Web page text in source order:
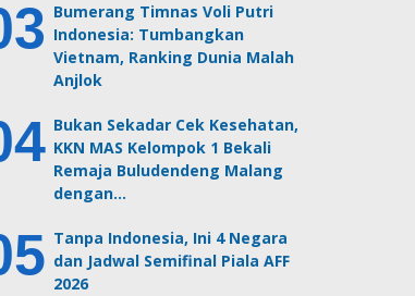
Bumerang Timnas Voli Putri
Indonesia: Tumbangkan
Vietnam, Ranking Dunia Malah
Anjlok
Bukan Sekadar Cek Kesehatan,
KKN MAS Kelompok 1 Bekali
Remaja Buludendeng Malang
dengan…
Tanpa Indonesia, Ini 4 Negara
dan Jadwal Semifinal Piala AFF
2026